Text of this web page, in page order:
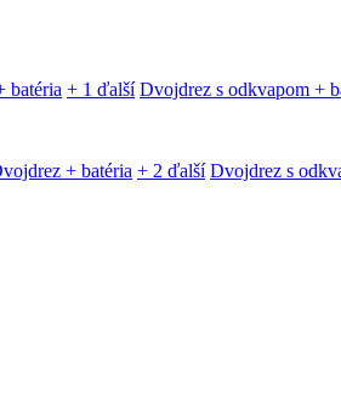
batéria + 1 ďalší Dvojdrez s odkvapom +
+ batéria + 2 ďalší Dvojdrez s